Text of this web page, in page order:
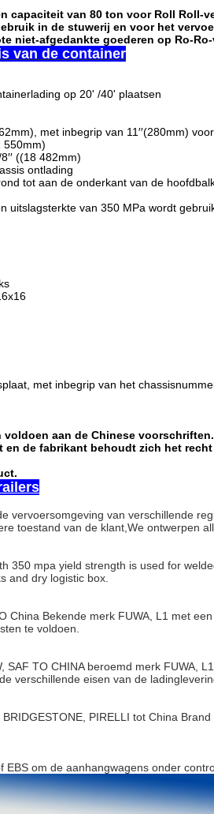
capaciteit van 80 ton voor Roll Roll-
in de stuwerij en voor het
niet-afgedankte goederen op Ro-
van de container
op 20' /40' plaatsen
met inbegrip van 11′′(280mm)
550mm)
((18 482mm)
ontlading
tot aan de onderkant van de
uitslagsterkte van 350 MPa wordt
met inbegrip van het
aan de Chinese voorschriften.
de fabrikant behoudt zich het
vervoersomgeving van verschillende
toestand van de klant,We ontwerpen
350 mpa yield strength is used for
and dry logistic box.
China Bekende merk FUWA, L1 met
te voldoen.
SAF TO CHINA beroemd merk FUWA,
verschillende eisen van de
PIRELLI tot China
om de aanhangwagens onder